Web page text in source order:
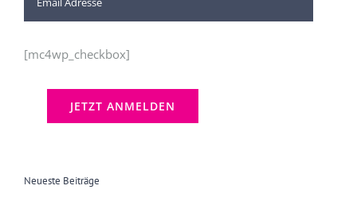
[mc4wp_checkbox]
Neueste Beiträge